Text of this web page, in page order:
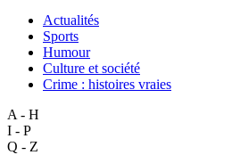
Actualités
Sports
Humour
Culture et société
Crime : histoires vraies
A - H
I - P
Q - Z